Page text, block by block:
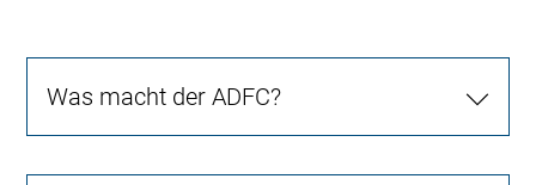
Was macht der ADFC?